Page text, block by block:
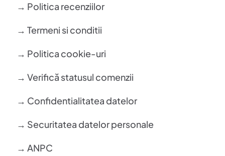
→ Politica recenziilor
→ Termeni si conditii
→ Politica cookie-uri
→ Verifică statusul comenzii
→ Confidentialitatea datelor
→ Securitatea datelor personale
→ ANPC